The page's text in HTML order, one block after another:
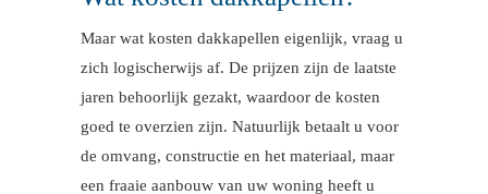
Maar wat kosten dakkapellen eigenlijk, vraag u
zich logischerwijs af. De prijzen zijn de laatste
jaren behoorlijk gezakt, waardoor de kosten
goed te overzien zijn. Natuurlijk betaalt u voor
de omvang, constructie en het materiaal, maar
een fraaie aanbouw van uw woning heeft u